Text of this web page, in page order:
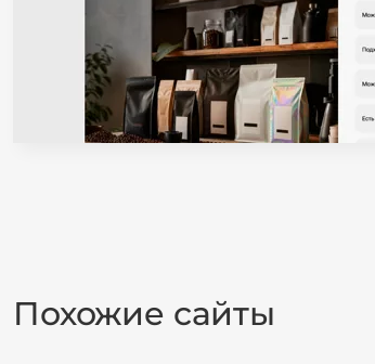
Похожие сайты